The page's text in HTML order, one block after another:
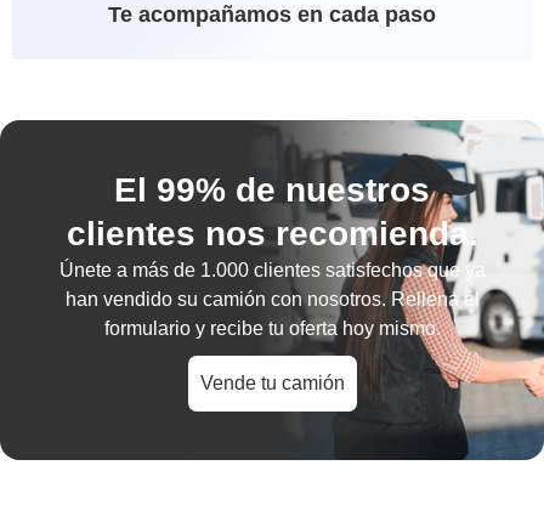
Te acompañamos en cada paso
El 99% de nuestros
clientes nos recomienda.
Únete a más de 1.000 clientes satisfechosque ya
han vendido su camión con nosotros. Rellena el
formulario y recibe tu oferta hoy mismo.
Vende tu camión